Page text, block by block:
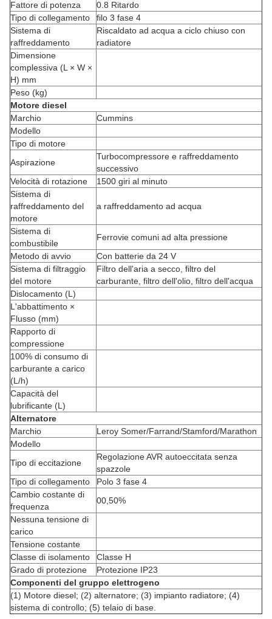
Fattore di potenza
0.8 Ritardo
Tipo di collegamento
filo 3 fase 4
Sistema di
raffreddamento
Riscaldato ad acqua a ciclo chiuso con
radiatore
Dimensione
complessiva (L × W ×
H) mm
Peso (kg)
Motore diesel
Marchio
Cummins
Modello
Tipo di motore
Aspirazione
Turbocompressore e raffreddamento
successivo
Velocità di rotazione
1500 giri al minuto
Sistema di
raffreddamento del
motore
a raffreddamento ad acqua
Sistema di
combustibile
Ferrovie comuni ad alta pressione
Metodo di avvio
Con batterie da 24 V
Sistema di filtraggio
del motore
Filtro dell'aria a secco, filtro del
carburante, filtro dell'olio, filtro dell'acqua
Dislocamento (L)
L'abbattimento ×
Flusso (mm)
Rapporto di
compressione
100% di consumo di
carburante a carico
(L/h)
Capacità del
lubrificante (L)
Alternatore
Marchio
Leroy Somer/Farrand/Stamford/Marathon
Modello
Tipo di eccitazione
Regolazione AVR autoeccitata senza
spazzole
Tipo di collegamento
Polo 3 fase 4
Cambio costante di
frequenza
00,50%
Nessuna tensione di
carico
Tensione costante
Classe di isolamento
Classe H
Grado di protezione
Protezione IP23
Componenti del gruppo elettrogeno
(1) Motore diesel; (2) alternatore; (3) impianto radiatore; (4)
sistema di controllo; (5) telaio di base.